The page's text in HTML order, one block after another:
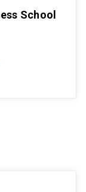
School